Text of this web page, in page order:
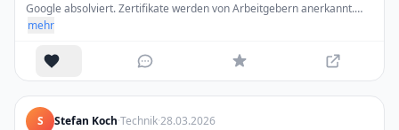
Google absolviert. Zertifikate werden von Arbeitgebern anerkannt.
Viele Kurse kostenlos auditierbar.
mehr
S Stefan Koch·Technik·28.03.2026